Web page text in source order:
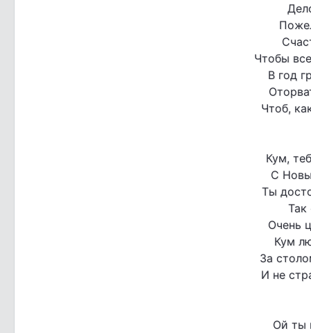
Чтобы
В год
Чтоб,
Кум,
С
Ты
Так
Очень
Кум
За
И не
Ой ты